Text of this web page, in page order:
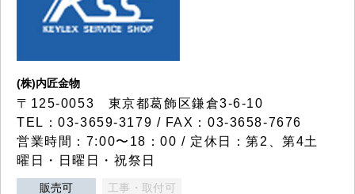
(株)内匠金物
〒125-0053 東京都葛飾区鎌倉3-6-10
TEL：03-3659-3179 / FAX：03-3658-7676
営業時間：7:00〜18：00 / 定休日：第2、第4土
曜日・日曜日・祝祭日
販売可 工事・取付可